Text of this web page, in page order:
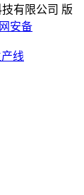
技有限公司 版
安备
线